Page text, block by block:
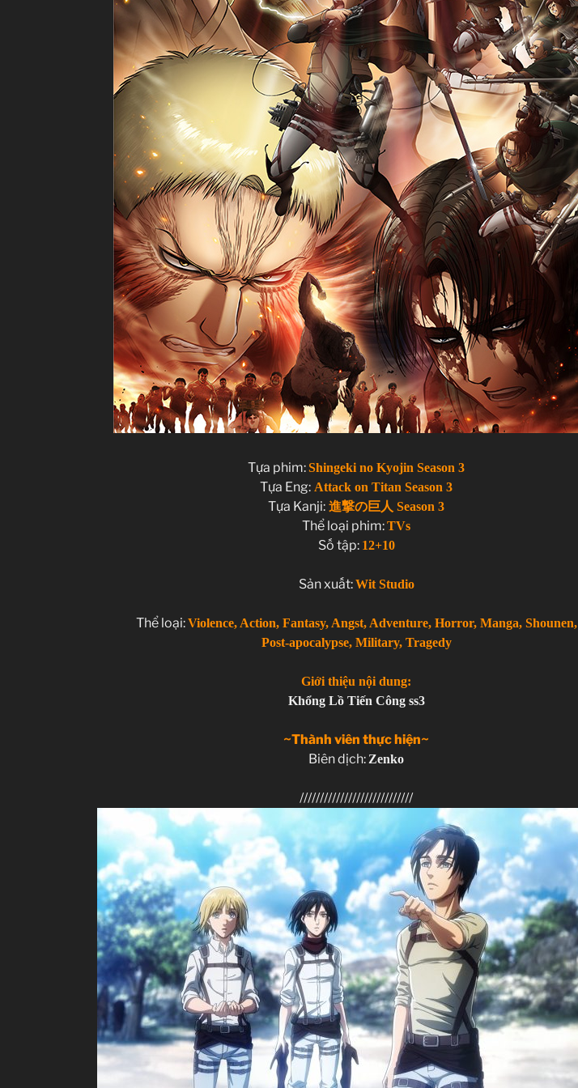
Shingeki no Kyojin: The Final Season
Attack on Titan: The Final Season
進撃の巨人: The Final Season
TVs
??
MAPPA
Violence, Action, Fantasy, Angst, Adventure, Horror, Manga, Shounen,
Post-apocalypse, Military, Tragedy
Giới thiệu nội dung:
Tựa phim:Shingeki no Kyojin Season 3
Tựa Eng: Attack on Titan Season 3
Tựa Kanji: 進撃の巨人 Season 3
Thể loại phim:TVs
Số tập: 12+10
Sản xuất:Wit Studio
Thể loại:Violence, Action, Fantasy, Angst, Adventure, Horror, Manga, Shounen,
Post-apocalypse, Military, Tragedy
Giới thiệu nội dung:
Khổng Lồ Tiến Công ss3
~Thành viên thực hiện~
Biên dịch:Zenko
////////////////////////////